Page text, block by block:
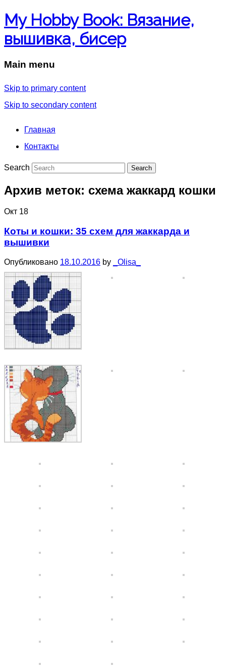
My Hobby Book: Вязание,
вышивка, бисер
Main menu
Skip to primary content
Skip to secondary content
Главная
Контакты
Search
Архив меток: схема жаккард кошки
Окт 18
Коты и кошки: 35 схем для жаккарда и
вышивки
Опубликовано 18.10.2016 by _Olisa_